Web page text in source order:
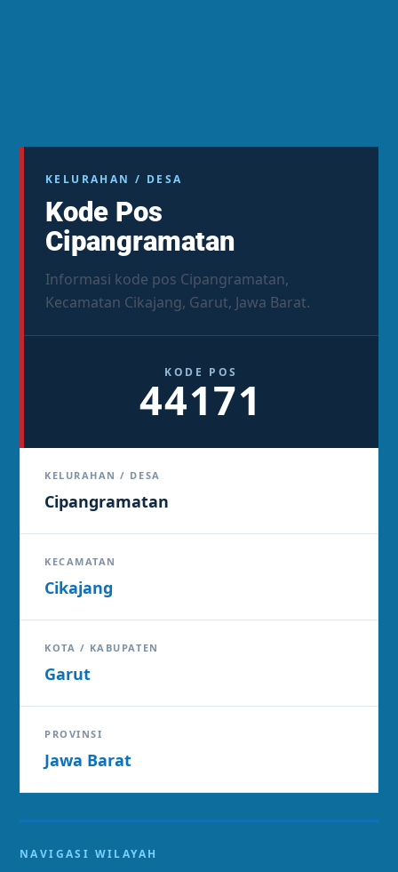
KELURAHAN / DESA
Kode Pos
Cipangramatan
Informasi kode pos Cipangramatan,
Kecamatan Cikajang, Garut, Jawa Barat.
KODE POS
44171
KELURAHAN / DESA
Cipangramatan
KECAMATAN
Cikajang
KOTA / KABUPATEN
Garut
PROVINSI
Jawa Barat
NAVIGASI WILAYAH